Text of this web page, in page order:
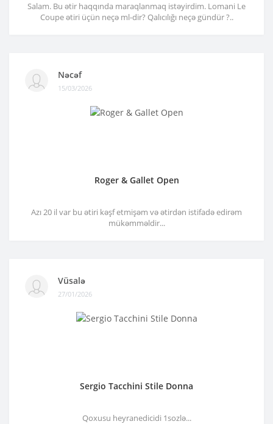
Salam. Bu ətir haqqında maraqlanmaq istəyirdim. Lomani Le
Coupe ətiri üçün neçə ml-dir? Qalıcılığı neçə gündür ?..
Nəcəf
15/03/2026
Roger & Gallet Open
Azı 20 il var bu ətiri kəşf etmişəm və ətirdən istifadə edirəm
mükəmməldir...
Vüsalə
27/01/2026
Sergio Tacchini Stile Donna
Qoxusu heyranedicidi 1sozlə...